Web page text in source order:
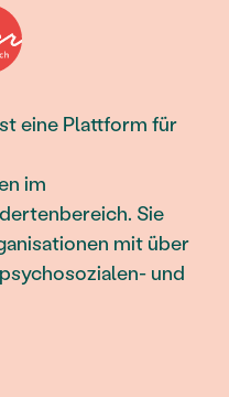
eine Plattform für
im
Sie
mit über
und